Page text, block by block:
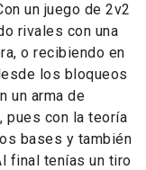
un juego de 2v2
rivales con una
o recibiendo en
los bloqueos
un arma de
pues con la teoría
bases y también
final tenías un tiro